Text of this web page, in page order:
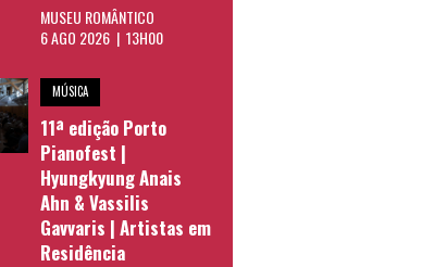
MUSEU ROMÂNTICO
6 AGO 2026 | 13H00
MÚSICA
11ª edição Porto
Pianofest |
Hyungkyung Anais
Ahn & Vassilis
Gavvaris | Artistas em
Residência